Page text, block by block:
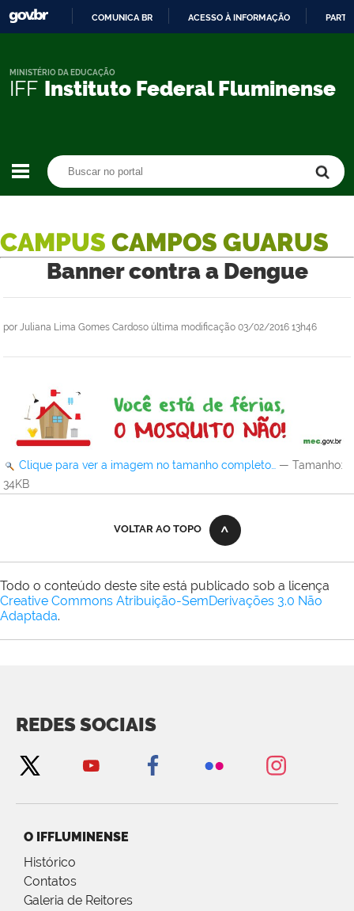
CONTEÚDO
COMUNICA BR ACESSO À INFORMAÇÃO
IFF Instituto Federal Fluminense
MINISTÉRIO DA EDUCAÇÃO
CAMPUS CAMPOS GUARUS
Banner contra a Dengue
por Juliana Lima Gomes Cardoso última modificação 03/02/2016 13h46
Clique para ver a imagem no tamanho completo… — Tamanho:
34KB
VOLTAR AO TOPO
Todo o conteúdo deste site está publicado sob a licença
Creative Commons Atribuição-SemDerivações 3.0 Não
Adaptada.
REDES SOCIAIS
O IFFLUMINENSE
Histórico
Contatos
Galeria de Reitores